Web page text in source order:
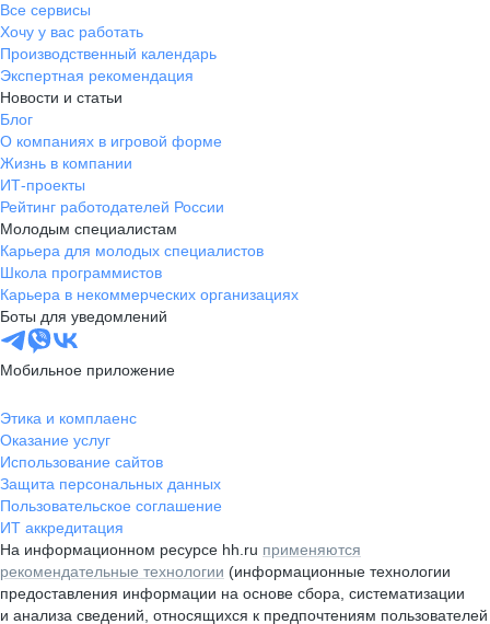
Все сервисы
Хочу у вас работать
Производственный календарь
Экспертная рекомендация
Новости и статьи
Блог
О компаниях в игровой форме
Жизнь в компании
ИТ-проекты
Рейтинг работодателей России
Молодым специалистам
Карьера для молодых специалистов
Школа программистов
Карьера в некоммерческих организациях
Боты для уведомлений
Мобильное приложение
Этика и комплаенс
Оказание услуг
Использование сайтов
Защита персональных данных
Пользовательское соглашение
ИТ аккредитация
На информационном ресурсе hh.ru применяются
рекомендательные технологии (информационные технологии
предоставления информации на основе сбора, систематизации
и анализа сведений, относящихся к предпочтениям пользователей